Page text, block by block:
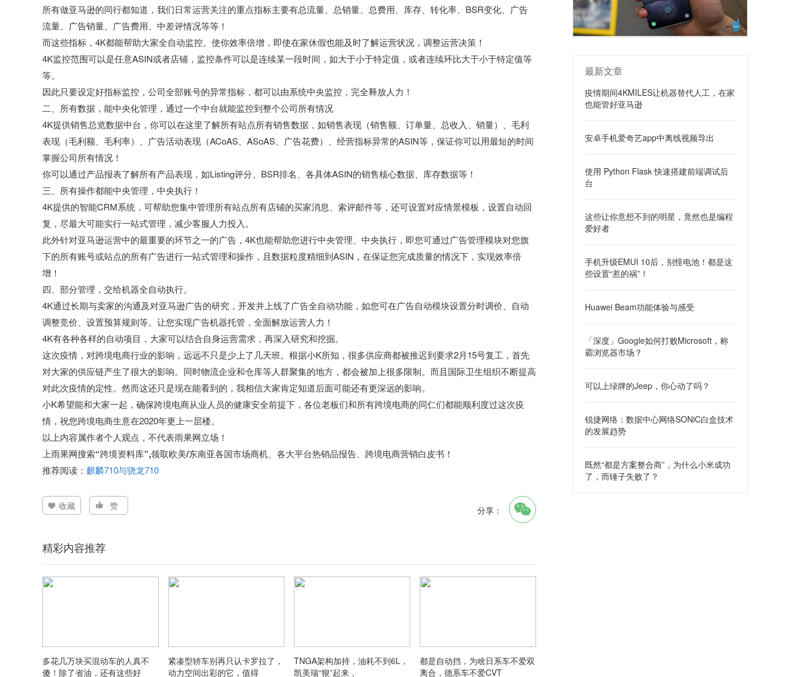
所有做亚马逊的同行都知道，我们日常运营关注的重点指标主要有总流量、总销量、总费用、库存、转化率、BSR变化、广告
流量、广告销量、广告费用、中差评情况等等！
而这些指标，4K都能帮助大家全自动监控。使你效率倍增，即使在家休假也能及时了解运营状况，调整运营决策！
4K监控范围可以是任意ASIN或者店铺，监控条件可以是连续某一段时间，如大于小于特定值，或者连续环比大于小于特定值等
等。
因此只要设定好指标监控，公司全部账号的异常指标，都可以由系统中央监控，完全释放人力！
二、所有数据，能中央化管理，通过一个中台就能监控到整个公司所有情况
4K提供销售总览数据中台，你可以在这里了解所有站点所有销售数据，如销售表现（销售额、订单量、总收入、销量）、毛利
表现（毛利额、毛利率）、广告活动表现（ACoAS、ASoAS、广告花费）、经营指标异常的ASIN等，保证你可以用最短的时间
掌握公司所有情况！
你可以通过产品报表了解所有产品表现，如Listing评分、BSR排名、各具体ASIN的销售核心数据、库存数据等！
三、所有操作都能中央管理，中央执行！
4K提供的智能CRM系统，可帮助您集中管理所有站点所有店铺的买家消息、索评邮件等，还可设置对应情景模板，设置自动回
复，尽最大可能实行一站式管理，减少客服人力投入。
此外针对亚马逊运营中的最重要的环节之一的广告，4K也能帮助您进行中央管理、中央执行，即您可通过广告管理模块对您旗
下的所有账号或站点的所有广告进行一站式管理和操作，且数据粒度精细到ASIN，在保证您完成质量的情况下，实现效率倍
增！
四、部分管理，交给机器全自动执行。
4K通过长期与卖家的沟通及对亚马逊广告的研究，开发并上线了广告全自动功能，如您可在广告自动模块设置分时调价、自动
调整竞价、设置预算规则等。让您实现广告机器托管，全面解放运营人力！
4K有各种各样的自动项目，大家可以结合自身运营需求，再深入研究和挖掘。
这次疫情，对跨境电商行业的影响，远远不只是少上了几天班。根据小K所知，很多供应商都被推迟到要求2月15号复工，首先
对大家的供应链产生了很大的影响。同时物流企业和仓库等人群聚集的地方，都会被加上很多限制。而且国际卫生组织不断提高
对此次疫情的定性。然而这还只是现在能看到的，我相信大家肯定知道后面可能还有更深远的影响。
小K希望能和大家一起，确保跨境电商从业人员的健康安全前提下，各位老板们和所有跨境电商的同仁们都能顺利度过这次疫
情，祝您跨境电商生意在2020年更上一层楼。
以上内容属作者个人观点，不代表雨果网立场！
上雨果网搜索“跨境资料库”,领取欧美/东南亚各国市场商机、各大平台热销品报告、跨境电商营销白皮书！
推荐阅读： 麒麟710与骁龙710
收藏 赞 分享：
精彩内容推荐
多花几万块买混动车的人真不
傻！除了省油，还有这些好
紧凑型轿车别再只认卡罗拉了，
动力空间出彩的它，值得
TNGA架构加持，油耗不到6L，
凯美瑞“狠”起来，
都是自动挡，为啥日系车不爱双
离合，德系车不爱CVT
最新文章
疫情期间4KMILES让机器替代人工，在家
也能管好亚马逊
安卓手机爱奇艺app中离线视频导出
使用 Python Flask 快速搭建前端调试后
台
这些让你意想不到的明星，竟然也是编程
爱好者
手机升级EMUI 10后，别怪电池！都是这
些设置“惹的祸”！
Huawei Beam功能体验与感受
「深度」Google如何打败Microsoft，称
霸浏览器市场？
可以上绿牌的Jeep，你心动了吗？
锐捷网络：数据中心网络SONiC白盒技术
的发展趋势
既然“都是方案整合商”，为什么小米成功
了，而锤子失败了？